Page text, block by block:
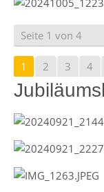
Seite 1 von 4
1 2 3 4